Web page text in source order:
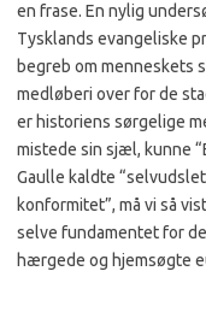
en frase. En nylig
Tysklands evangeliske
begreb om menneskets
medløberi over for de
er historiens sørgelige
mistede sin sjæl, kunne
Gaulle kaldte
konformitet”, må vi så
selve fundamentet for
hærgede og hjemsøgte